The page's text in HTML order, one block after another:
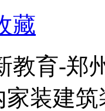
藏
教育-郑
装建